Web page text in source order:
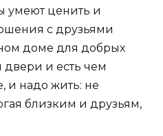
умеют ценить и
с друзьями
доме для добрых
и есть чем
и надо жить: не
близким и друзьям,